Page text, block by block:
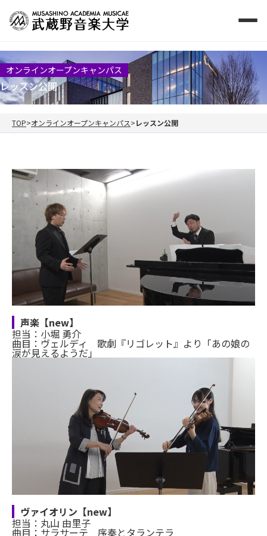
オンラインオープンキャンパス
レッスン公開
TOP オンラインオープンキャンパス レッスン公開
声楽【new】
担当：小堀 勇介
曲目：ヴェルディ 歌劇『リゴレット』より「あの娘の
涙が見えるようだ」
ヴァイオリン【new】
担当：丸山 由里子
曲目：サラサーテ 序奏とタランテラ